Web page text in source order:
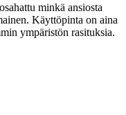
minkä ansiosta
Käyttöpinta on aina
ympäristön rasituksia.